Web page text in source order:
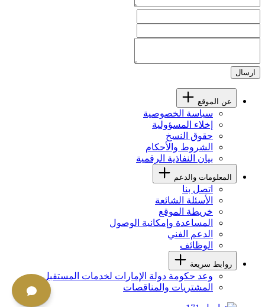
ارسال
عن الموقع
سياسة الخصوصية
إخلاء المسؤولية
حقوق النسخ
الشروط والأحكام
بيان النفاذية الرقمية
المعلومات والدعم
اتصل بنا
الأسئلة الشائعة
خريطة الموقع
المساعدة وإمكانية الوصول
الدعم الفني
الوظائف
روابط سريعة
وعد حكومة دولة الإمارات لخدمات المستقبل
المشتريات والمناقصات